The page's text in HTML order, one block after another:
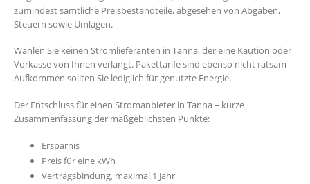
zumindest sämtliche Preisbestandteile, abgesehen von Abgaben,
Steuern sowie Umlagen.
Wählen Sie keinen Stromlieferanten in Tanna, der eine Kaution oder
Vorkasse von Ihnen verlangt. Pakettarife sind ebenso nicht ratsam –
Aufkommen sollten Sie lediglich für genutzte Energie.
Der Entschluss für einen Stromanbieter in Tanna – kurze
Zusammenfassung der maßgeblichsten Punkte:
Ersparnis
Preis für eine kWh
Vertragsbindung, maximal 1 Jahr